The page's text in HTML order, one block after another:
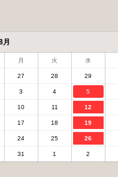
月
月 火 水
27 28 29
3 4 5
10 11 12
17 18 19
24 25 26
31 1 2